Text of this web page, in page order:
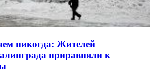
никогда: Жителей
приравняли к